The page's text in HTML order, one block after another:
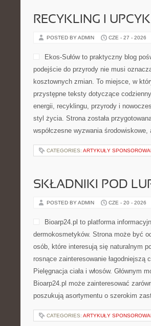
RECYKLING I
POSTED BY ADMIN CZE - 27 - 2026
Ekos-Sułów to praktyczny blog
podejście do przyrody nie musi
kosztownych zmian. To miejsce, w
przystępne teksty dotyczące
energii, recyklingu, przyrody i
styl życia. Strona została
współczesne wyzwania
CATEGORIES: ARTYKUŁY
SKŁADNIKI POD
POSTED BY ADMIN CZE - 20 - 2026
Bioarp24.pl to platforma
dermokosmetyków. Strona może być
osób, które interesują się naturalnym
rosnące zainteresowanie
Pielęgnacja ciała i włosów. Głównym
Bioarp24.pl może zainteresować
poszukują asortymentu o szerokim
CATEGORIES: ARTYKUŁY